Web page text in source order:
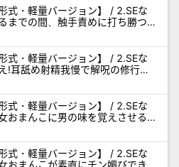
式・軽量バージョン】 / 2.SEな
までの間、触手責めに打ち勝つ
式・軽量バージョン】 / 2.SEな
!耳舐め射精我慢で解呪の修行
式・軽量バージョン】 / 2.SEな
おまんこに男の味を覚えさせる
式・軽量バージョン】 / 2.SEな
おまんこが素直にチン媚びでき